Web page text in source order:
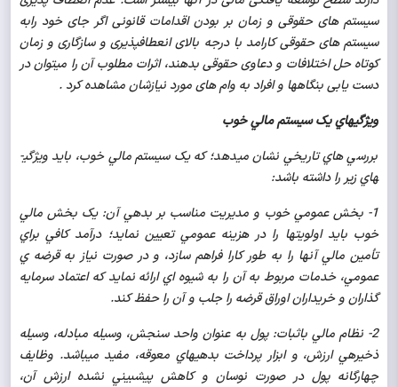
سیستم های حقوقی و زمان بر بودن اقدامات قانونی اگر جای خود رابه
سیستم های حقوقی کارامد با درجه بالای انعطاف­پذیری و سازگاری و زمان
کوتاه حل اختلافات و دعاوی حقوقی بدهند، اثرات مطلوب آن را می­توان در
دست یابی بنگاه­ها و افراد به وام های مورد نیازشان مشاهده کرد .
ويژگي­هاي يک سيستم مالي خوب
بررسي هاي تاريخي نشان مي­دهد؛ که يک سيستم مالي خوب، بايد ويژگي­
هاي زير را داشته باشد:
1- بخش عمومي خوب و مديريت مناسب بر بدهي آن: يک بخش مالي
خوب بايد اولويت­ها را در هزينه عمومي تعيين نمايد؛ درآمد کافي براي
تأمين مالي آنها را به طور کارا فراهم سازد، و در صورت نياز به قرضه ­ي
عمومي، خدمات مربوط به آن را به شيوه ­اي ارائه نمايد که اعتماد سرمايه
گذاران و خريداران اوراق قرضه را جلب و آن را حفظ کند.
2- نظام مالي باثبات: پول به عنوان واحد سنجش، وسيله مبادله، وسيله
ذخيره­ي ارزش، و ابزار پرداخت بدهي­هاي معوقه، مفيد مي­باشد. وظايف
چهارگانه پول در صورت نوسان و کاهش پيش­بيني نشده ارزش آن،